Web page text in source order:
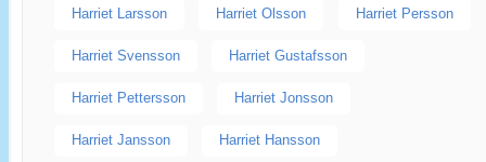
Harriet Larsson Harriet Olsson Harriet Persson
Harriet Svensson Harriet Gustafsson
Harriet Pettersson Harriet Jonsson
Harriet Jansson Harriet Hansson